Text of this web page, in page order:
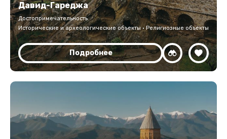
Давид-Гареджа
Достопримечательность
Исторические и археологические объекты · Религиозные объекты
Подробнее